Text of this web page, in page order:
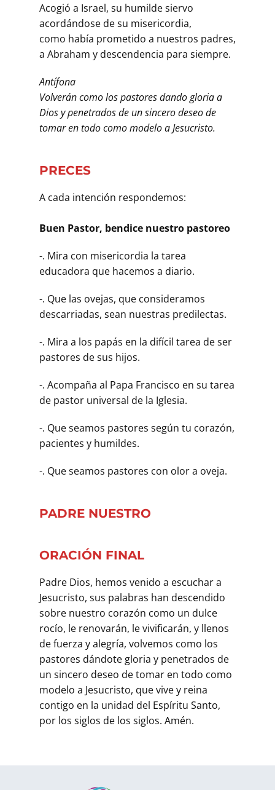
Acogió a Israel, su humilde siervo
acordándose de su misericordia,
como había prometido a nuestros padres,
a Abraham y descendencia para siempre.
Antífona
Volverán como los pastores dando gloria a
Dios y penetrados de un sincero deseo de
tomar en todo como modelo a Jesucristo.
PRECES
A cada intención respondemos:
Buen Pastor, bendice nuestro pastoreo
-. Mira con misericordia la tarea
educadora que hacemos a diario.
-. Que las ovejas, que consideramos
descarriadas, sean nuestras predilectas.
-. Mira a los papás en la difícil tarea de ser
pastores de sus hijos.
-. Acompaña al Papa Francisco en su tarea
de pastor universal de la Iglesia.
-. Que seamos pastores según tu corazón,
pacientes y humildes.
-. Que seamos pastores con olor a oveja.
PADRE NUESTRO
ORACIÓN FINAL
Padre Dios, hemos venido a escuchar a
Jesucristo, sus palabras han descendido
sobre nuestro corazón como un dulce
rocío, le renovarán, le vivificarán, y llenos
de fuerza y alegría, volvemos como los
pastores dándote gloria y penetrados de
un sincero deseo de tomar en todo como
modelo a Jesucristo, que vive y reina
contigo en la unidad del Espíritu Santo,
por los siglos de los siglos. Amén.